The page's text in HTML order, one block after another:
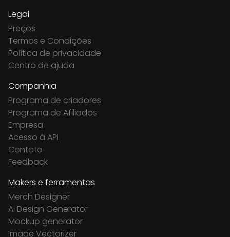
Legal
Preços
Termos e Condições
Política de privacidade
Centro de ajuda
Companhia
Programa de criadores
Programa de Afiliados
Empresa
Acesso à API
Contato
Feedback
Makers e ferramentas
Merch Designer
Ai Design Generator
Mockup generator
Image Vectorizer